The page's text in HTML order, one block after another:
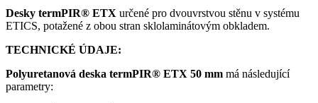
Desky termPIR® ETX určené pro dvouvrstvou stěnu v systému
ETICS, potažené z obou stran sklolaminátovým obkladem.
TECHNICKÉ ÚDAJE:
Polyuretanová deska termPIR® ETX 50 mm má následující
parametry: